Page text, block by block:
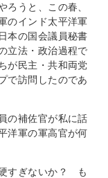
ろうと、この春、
のインド太平洋軍
本の国会議員秘書
立法・政治過程で
が民主・共和両党
で訪問したのであ
の補佐官が私に話
洋軍の軍高官が何
すぎないか？ も